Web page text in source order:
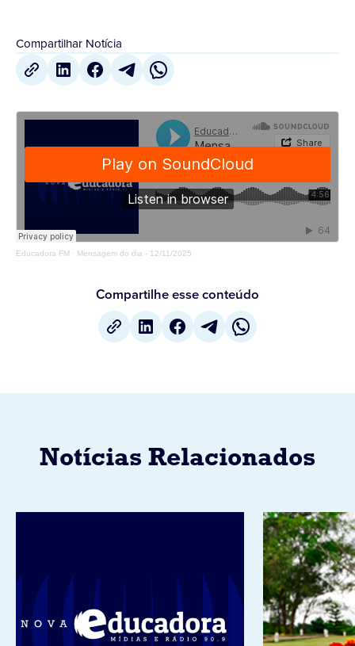
Compartilhar Notícia
Educadora FM · Mensagem do dia - 12/11/2025
Compartilhe esse conteúdo
Notícias Relacionados